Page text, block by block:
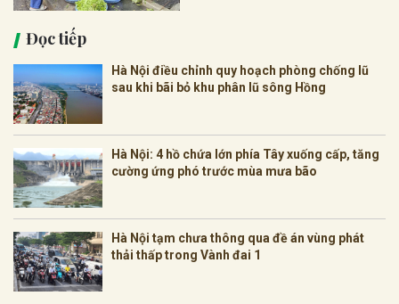
Đọc tiếp
Hà Nội điều chỉnh quy hoạch phòng chống lũ
sau khi bãi bỏ khu phân lũ sông Hồng
Hà Nội: 4 hồ chứa lớn phía Tây xuống cấp, tăng
cường ứng phó trước mùa mưa bão
Hà Nội tạm chưa thông qua đề án vùng phát
thải thấp trong Vành đai 1